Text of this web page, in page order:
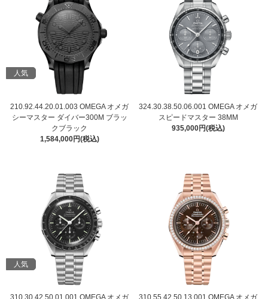
人気
210.92.44.20.01.003 OMEGA オメガ
シーマスター ダイバー300M ブラッ
クブラック
1,584,000円(税込)
324.30.38.50.06.001 OMEGA オメガ
スピードマスター 38MM
935,000円(税込)
人気
310.30.42.50.01.001 OMEGA オメガ 310.55.42.50.13.001 OMEGA オメガ